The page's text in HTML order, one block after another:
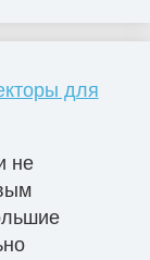
для
не